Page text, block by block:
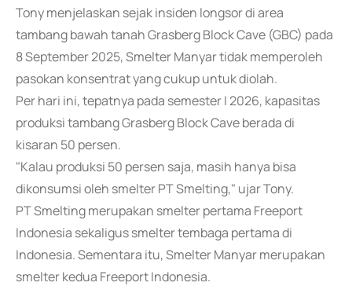
Tony menjelaskan sejak insiden longsor di area
tambang bawah tanah Grasberg Block Cave (GBC) pada
8 September 2025, Smelter Manyar tidak memperoleh
pasokan konsentrat yang cukup untuk diolah.
Per hari ini, tepatnya pada semester I 2026, kapasitas
produksi tambang Grasberg Block Cave berada di
kisaran 50 persen.
"Kalau produksi 50 persen saja, masih hanya bisa
dikonsumsi oleh smelter PT Smelting," ujar Tony.
PT Smelting merupakan smelter pertama Freeport
Indonesia sekaligus smelter tembaga pertama di
Indonesia. Sementara itu, Smelter Manyar merupakan
smelter kedua Freeport Indonesia.